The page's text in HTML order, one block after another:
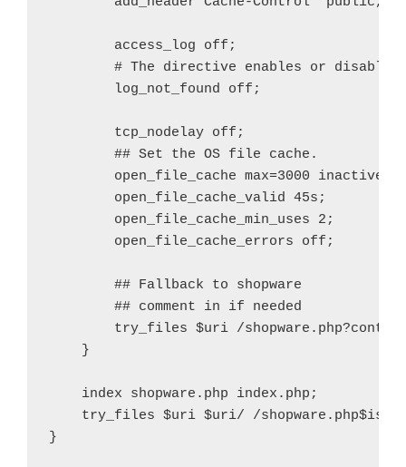
        access_log off;
# The directive enables or
        log_not_found off;
        tcp_nodelay off;
        ## Set the OS file cache.
open_file_cache max=3000
        open_file_cache_valid 45s;
        open_file_cache_min_uses 2;
        open_file_cache_errors off;
        ## Fallback to shopware
        ## comment in if needed
try_files $uri /
    }
    index shopware.php index.php;
try_files $uri $uri/ /
}